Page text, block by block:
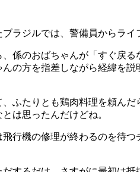
ラジルでは、警備員からライ
係のおばちゃんが「すぐ戻
の方を指差しながら経緯を
ふたりとも鶏肉料理を頼ん
は思ったんだけどね。
行機の修理が終わるのを待